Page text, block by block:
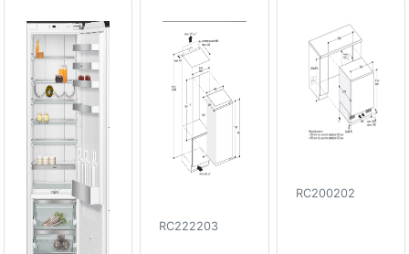
RC222203
RC200202